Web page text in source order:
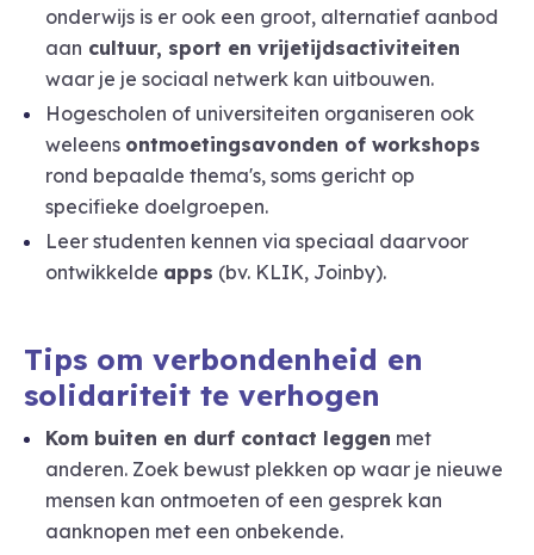
onderwijs is er ook een groot, alternatief aanbod
aan cultuur, sport en vrijetijdsactiviteiten
waar je je sociaal netwerk kan uitbouwen.
Hogescholen of universiteiten organiseren ook
weleens ontmoetingsavonden of workshops
rond bepaalde thema's, soms gericht op
specifieke doelgroepen.
Leer studenten kennen via speciaal daarvoor
ontwikkelde apps (bv. KLIK, Joinby).
Tips om verbondenheid en
solidariteit te verhogen
Kom buiten en durf contact leggen met
anderen. Zoek bewust plekken op waar je nieuwe
mensen kan ontmoeten of een gesprek kan
aanknopen met een onbekende.